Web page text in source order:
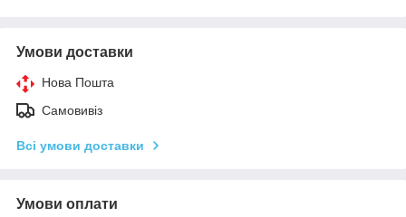
Умови доставки
Нова Пошта
Самовивіз
Всі умови доставки
Умови оплати